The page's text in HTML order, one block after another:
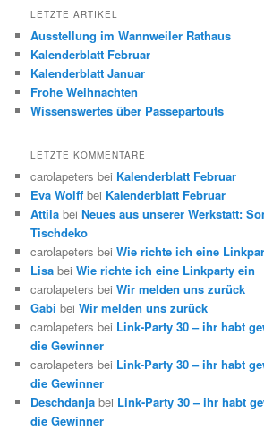
r
h
LETZTE ARTIKEL
Ausstellung im Wannweiler Rathaus
Kalenderblatt Februar
Kalenderblatt Januar
Frohe Weihnachten
Wissenswertes über Passepartouts
LETZTE KOMMENTARE
carolapeters bei Kalenderblatt Februar
Eva Wolff bei Kalenderblatt Februar
Attila beiNeues aus unserer Werkstatt:
Tischdeko
carolapeters beiWie richte ich eine
Lisa beiWie richte ich eine Linkparty ein
carolapeters beiWir melden uns zurück
Gabi beiWir melden uns zurück
carolapeters bei Link-Party 30 – ihr habt
die Gewinner
carolapeters bei Link-Party 30 – ihr habt
die Gewinner
Deschdanja bei Link-Party 30 – ihr habt
die Gewinner